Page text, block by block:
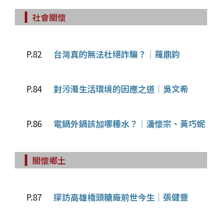
社會關懷
P.82 台灣真的無法杜絕詐騙？│羅鼎鈞
P.84 對污濁生活環境的因應之道│吳文希
P.86 電鍋外鍋該加哪種水？│潘懷宗、黃巧妮
關懷鄉土
P.87 探訪高雄橋頭糖廠前世今生│張健豐